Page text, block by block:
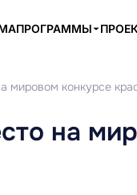
ПРОГРАММЫ
мировом конкурсе
на